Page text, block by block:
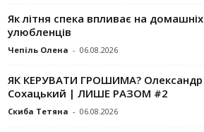
Як літня спека впливає на домашніх
улюбленців
Чепіль Олена - 06.08.2026
ЯК КЕРУВАТИ ГРОШИМА? Олександр
Сохацький | ЛИШЕ РАЗОМ #2
Скиба Тетяна - 06.08.2026